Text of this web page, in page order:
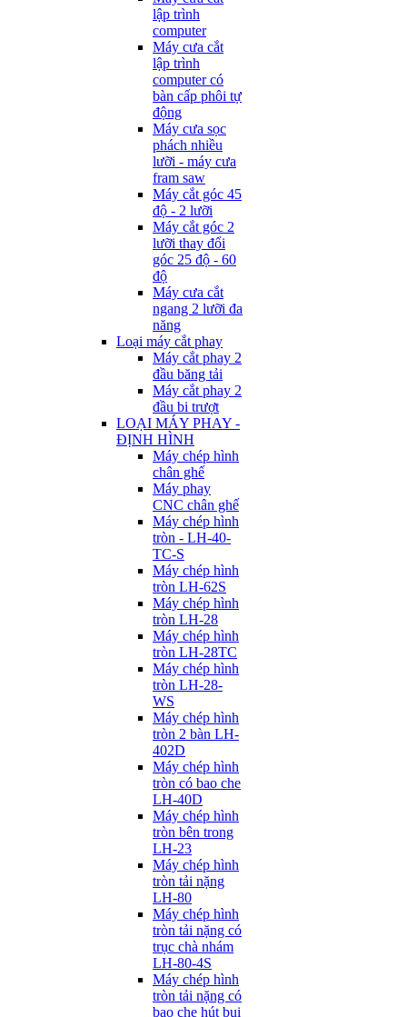
lập trình
computer
Máy cưa cắt
lập trình
computer có
bàn cấp phôi tự
động
Máy cưa sọc
phách nhiều
lưỡi - máy cưa
fram saw
Máy cắt góc 45
độ - 2 lưỡi
Máy cắt góc 2
lưỡi thay đổi
góc 25 độ - 60
độ
Máy cưa cắt
ngang 2 lưỡi đa
năng
Loại máy cắt phay
Máy cắt phay 2
đầu băng tải
Máy cắt phay 2
đầu bi trượt
LOẠI MÁY PHAY -
ĐỊNH HÌNH
Máy chép hình
chân ghế
Máy phay
CNC chân ghế
Máy chép hình
tròn - LH-40-
TC-S
Máy chép hình
tròn LH-62S
Máy chép hình
tròn LH-28
Máy chép hình
tròn LH-28TC
Máy chép hình
tròn LH-28-
WS
Máy chép hình
tròn 2 bàn LH-
402D
Máy chép hình
tròn có bao che
LH-40D
Máy chép hình
tròn bên trong
LH-23
Máy chép hình
tròn tải nặng
LH-80
Máy chép hình
tròn tải nặng có
trục chà nhám
LH-80-4S
Máy chép hình
tròn tải nặng có
bao che hút bụi